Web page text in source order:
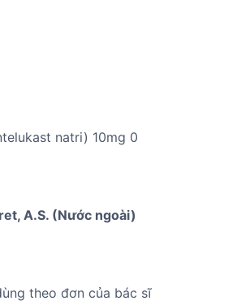
natri) 10mg 0
A.S. (Nước ngoài)
theo đơn của bác sĩ